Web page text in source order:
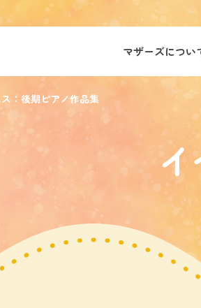
マザーズについ
：後期ピアノ作品集